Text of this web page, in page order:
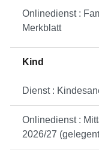
Onlinedienst :
Merkblatt
Kind
Dienst :
Onlinedienst :
2026/27